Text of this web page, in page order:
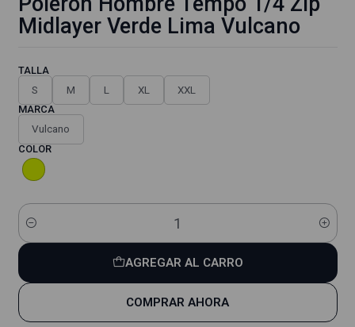
Midlayer Verde Lima Vulcano
TALLA
S M L XL XXL
MARCA
Vulcano
COLOR
Cantidad
AGREGAR AL CARRO
COMPRAR AHORA